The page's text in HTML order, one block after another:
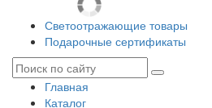
Светоотражающие товары
Подарочные сертификаты
Главная
Каталог